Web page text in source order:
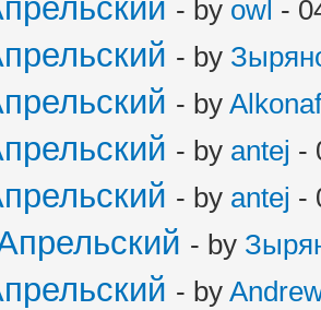
- by owl -
- by
- by
- by antej -
- by antej -
- by
- by